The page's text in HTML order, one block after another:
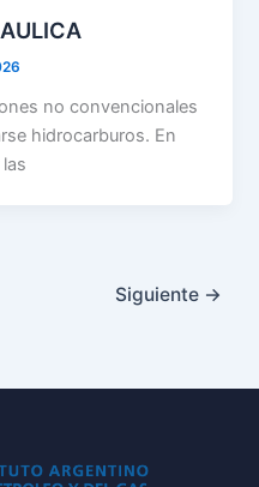
no convencionales
hidrocarburos. En
Siguiente →